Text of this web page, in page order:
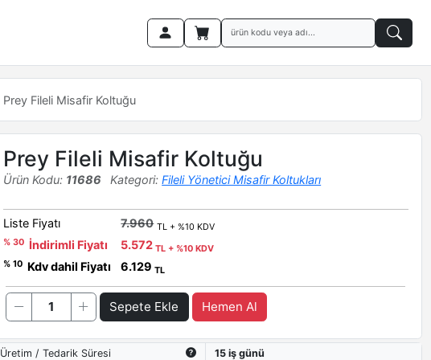
Prey Fileli Misafir Koltuğu
Prey Fileli Misafir Koltuğu
Ürün Kodu: 11686 Kategori:Fileli Yönetici Misafir Koltukları
Liste Fiyatı 7.960 TL + %10 KDV
% 30 İndirimli Fiyatı 5.572TL + %10 KDV
% 10 Kdv dahil Fiyatı 6.129TL
Sepete Ekle Hemen Al
Üretim / Tedarik Süresi
15 iş günü